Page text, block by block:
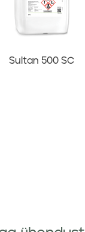
Sultan 500 SC